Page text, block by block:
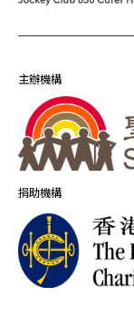
主辦機構
捐助機構